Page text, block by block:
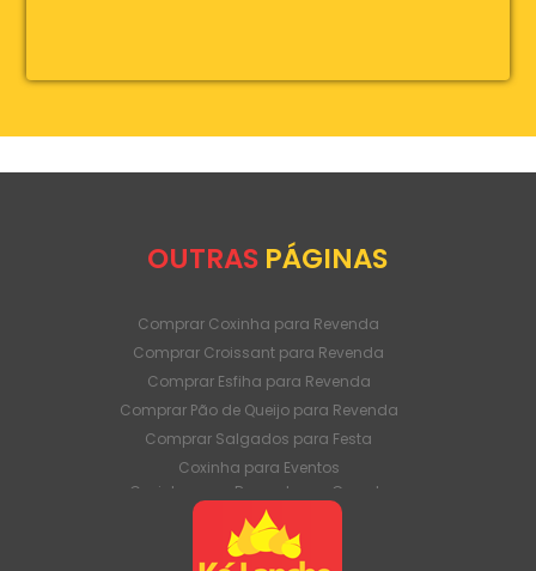
OUTRAS PÁGINAS
Comprar Coxinha para Revenda
Comprar Croissant para Revenda
Comprar Esfiha para Revenda
Comprar Pão de Queijo para Revenda
Comprar Salgados para Festa
Coxinha para Eventos
Coxinha para Revenda em Grande
Quantidade
Coxinha para Venda Direto da Fábrica